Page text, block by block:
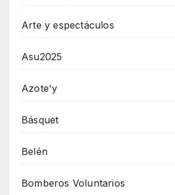
Arte y espectáculos
Asu2025
Azote'y
Básquet
Belén
Bomberos Voluntarios